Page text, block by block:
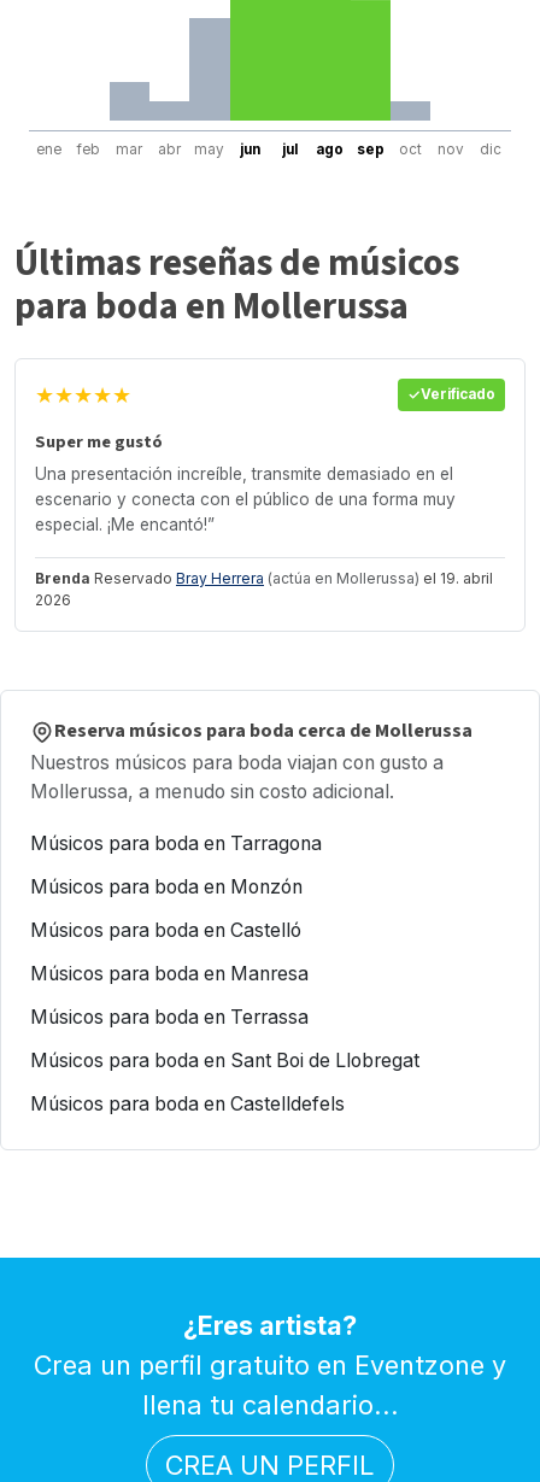
ene feb mar abr may jun jul ago sep oct nov dic
Últimas reseñas de músicos
para boda en Mollerussa
★★★★★ Verificado
Super me gustó
Una presentación increíble, transmite demasiado en el
escenario y conecta con el público de una forma muy
especial. ¡Me encantó!”
Brenda Reservado Bray Herrera (actúa en Mollerussa) el 19. abril
2026
Reserva músicos para boda cerca de Mollerussa
Nuestros músicos para boda viajan con gusto a
Mollerussa, a menudo sin costo adicional.
Músicos para boda en Tarragona
Músicos para boda en Monzón
Músicos para boda en Castelló
Músicos para boda en Manresa
Músicos para boda en Terrassa
Músicos para boda en Sant Boi de Llobregat
Músicos para boda en Castelldefels
¿Eres artista?
Crea un perfil gratuito en Eventzone y
llena tu calendario...
CREA UN PERFIL